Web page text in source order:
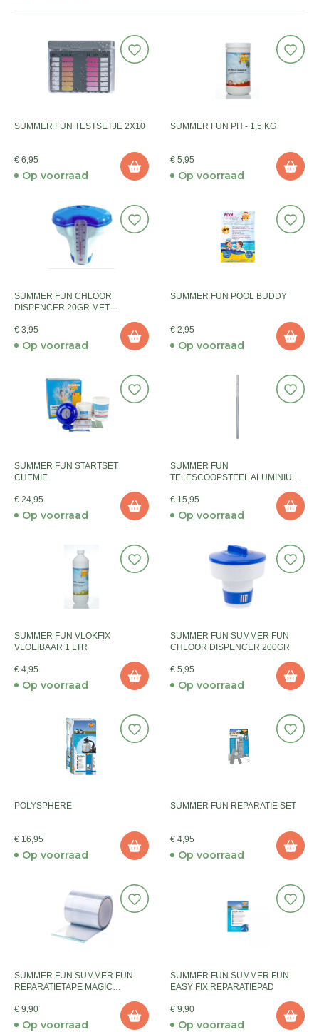
SUMMER FUN TESTSETJE 2X10
€ 6,95
Op voorraad
SUMMER FUN PH - 1,5 KG
€ 5,95
Op voorraad
SUMMER FUN CHLOOR
DISPENCER 20GR MET
€ 3,95
Op voorraad
SUMMER FUN POOL BUDDY
€ 2,95
Op voorraad
SUMMER FUN STARTSET
CHEMIE
€ 24,95
Op voorraad
SUMMER FUN
TELESCOOPSTEEL ALUMINIUM
€ 15,95
Op voorraad
SUMMER FUN VLOKFIX
VLOEIBAAR 1 LTR
€ 4,95
Op voorraad
SUMMER FUN SUMMER FUN
CHLOOR DISPENCER 200GR
€ 5,95
Op voorraad
POLYSPHERE
€ 16,95
Op voorraad
SUMMER FUN REPARATIE SET
€ 4,95
Op voorraad
SUMMER FUN SUMMER FUN
REPARATIETAPE MAGIC
€ 9,90
Op voorraad
SUMMER FUN SUMMER FUN
EASY FIX REPARATIEPAD
€ 9,90
Op voorraad